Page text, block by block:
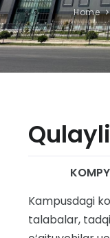
TADQIQOT
XALQARO
Home
Kampusdagi
talabalar,